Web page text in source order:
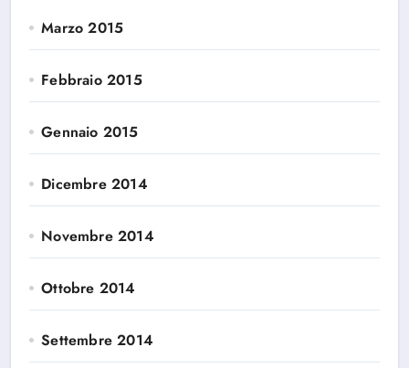
Marzo 2015
Febbraio 2015
Gennaio 2015
Dicembre 2014
Novembre 2014
Ottobre 2014
Settembre 2014